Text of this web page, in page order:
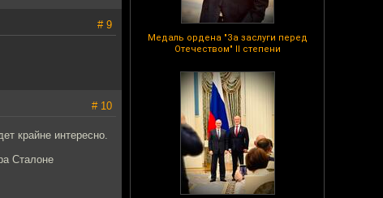
Медаль ордена "За заслуги перед
Отечеством" II степени
# 9
# 10
крайне интересно.
Сталоне